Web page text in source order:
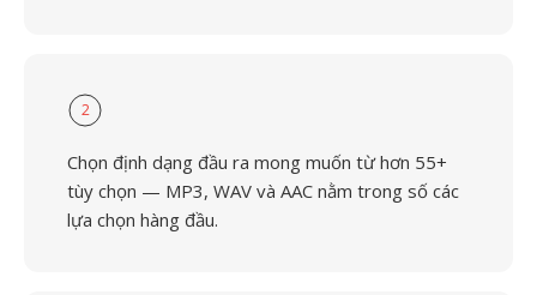
2
Chọn định dạng đầu ra mong muốn từ hơn 55+
tùy chọn — MP3, WAV và AAC nằm trong số các
lựa chọn hàng đầu.